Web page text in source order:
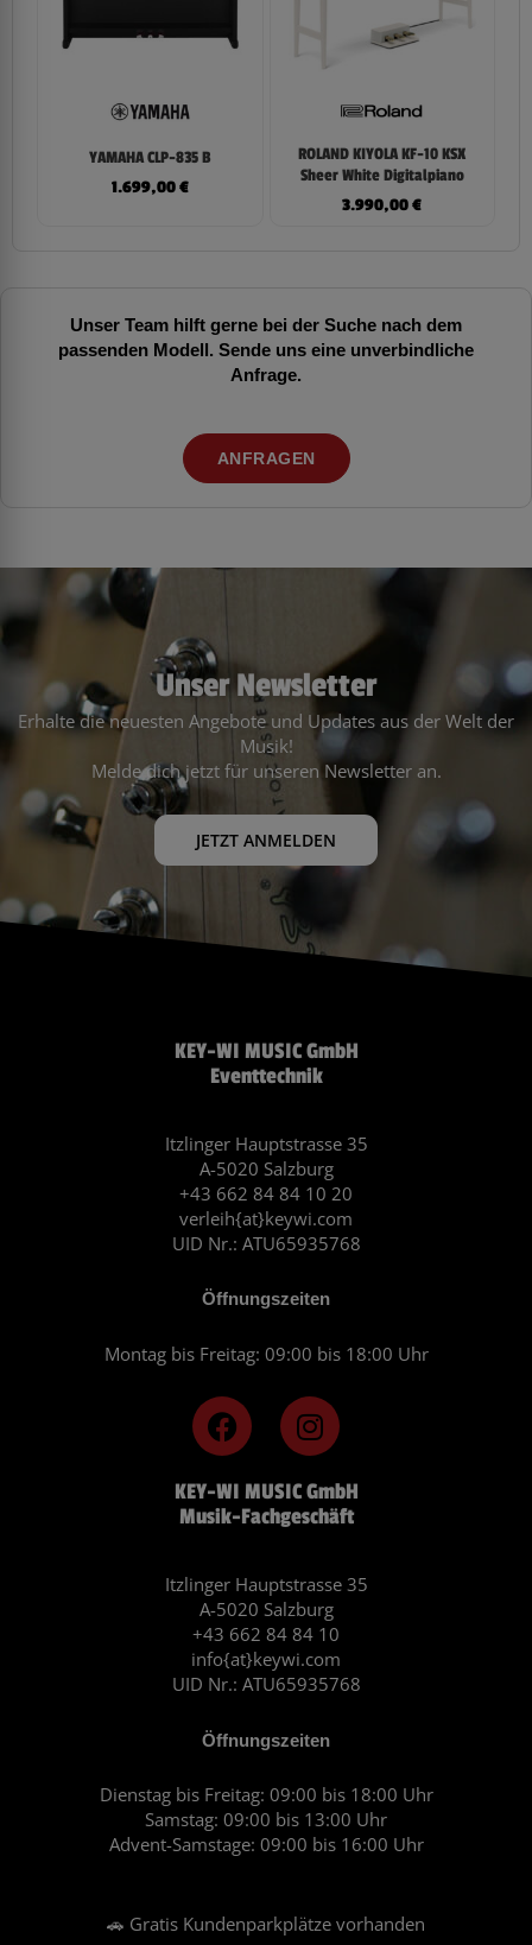
YAMAHA CLP-835 B
1.699,00€
ROLAND KIYOLA KF-10 KSX
Sheer White Digitalpiano
3.990,00€
Unser Team hilft gerne bei der Suche nach dem
passenden Modell. Sende uns eine unverbindliche
Anfrage.
ANFRAGEN
Unser Newsletter
Erhalte die neuesten Angebote und Updates aus der Welt der
Musik!
Melde dich jetzt für unseren Newsletter an.
JETZT ANMELDEN
KEY-WI MUSIC GmbH
Musik-Fachgeschäft
Itzlinger Hauptstrasse 35
A-5020 Salzburg
+43 662 84 84 10
info{at}keywi.com
UID Nr.: ATU65935768
Öffnungszeiten
Dienstag bis Freitag: 09:00 bis 18:00 Uhr
Samstag: 09:00 bis 13:00 Uhr
Advent-Samstage: 09:00 bis 16:00 Uhr
🚗 Gratis Kundenparkplätze vorhanden
F
a
c
e
b
o
k
I
n
s
t
a
r
a
m
KEY-WI MUSIC GmbH
Eventtechnik
Itzlinger Hauptstrasse 35
A-5020 Salzburg
+43 662 84 84 10 20
verleih{at}keywi.com
UID Nr.: ATU65935768
Öffnungszeiten
Montag bis Freitag: 09:00 bis 18:00 Uhr